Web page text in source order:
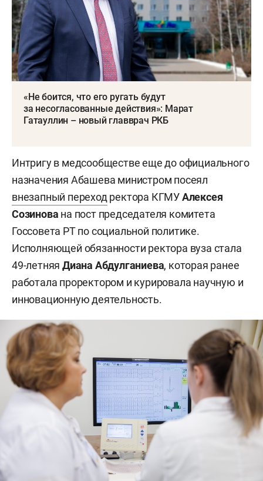
«Не боится, что его ругать будут
за несогласованные действия»: Марат
Гатауллин – новый главврач РКБ
Интригу в медсообществе еще до официального
назначения Абашева министром посеял
внезапный переход ректора КГМУАлексея
Созинова на пост председателя комитета
Госсовета РТ по социальной политике.
Исполняющей обязанности ректора вуза стала
49-летняяДиана Абдулганиева, которая ранее
работала проректором и курировала научную и
инновационную деятельность.